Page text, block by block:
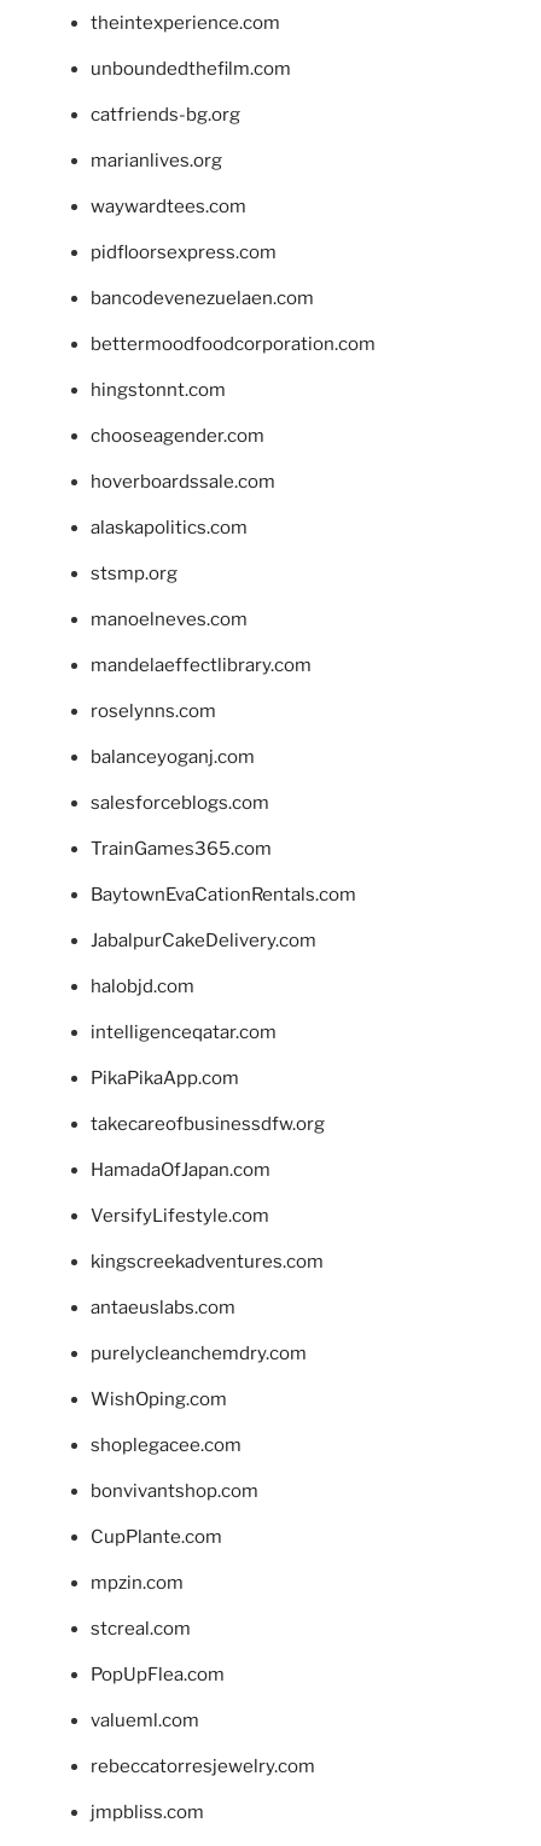
theintexperience.com
unboundedthefilm.com
catfriends-bg.org
marianlives.org
waywardtees.com
pidfloorsexpress.com
bancodevenezuelaen.com
bettermoodfoodcorporation.com
hingstonnt.com
chooseagender.com
hoverboardssale.com
alaskapolitics.com
stsmp.org
manoelneves.com
mandelaeffectlibrary.com
roselynns.com
balanceyoganj.com
salesforceblogs.com
TrainGames365.com
BaytownEvaCationRentals.com
JabalpurCakeDelivery.com
halobjd.com
intelligenceqatar.com
PikaPikaApp.com
takecareofbusinessdfw.org
HamadaOfJapan.com
VersifyLifestyle.com
kingscreekadventures.com
antaeuslabs.com
purelycleanchemdry.com
WishOping.com
shoplegacee.com
bonvivantshop.com
CupPlante.com
mpzin.com
stcreal.com
PopUpFlea.com
valueml.com
rebeccatorresjewelry.com
jmpbliss.com